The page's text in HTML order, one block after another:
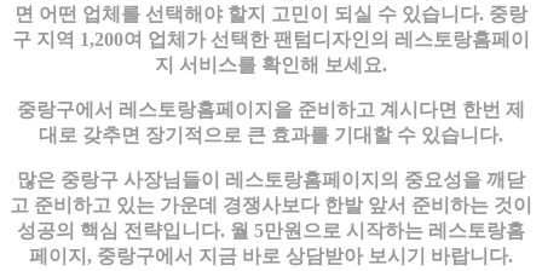
면 어떤 업체를 선택해야 할지 고민이 되실 수 있습니다. 중랑
구 지역 1,200여 업체가 선택한 팬텀디자인의 레스토랑홈페이
지 서비스를 확인해 보세요.
중랑구에서 레스토랑홈페이지을 준비하고 계시다면 한번 제
대로 갖추면 장기적으로 큰 효과를 기대할 수 있습니다.
많은 중랑구 사장님들이 레스토랑홈페이지의 중요성을 깨닫
고 준비하고 있는 가운데 경쟁사보다 한발 앞서 준비하는 것이
성공의 핵심 전략입니다. 월 5만원으로 시작하는 레스토랑홈
페이지, 중랑구에서 지금 바로 상담받아 보시기 바랍니다.